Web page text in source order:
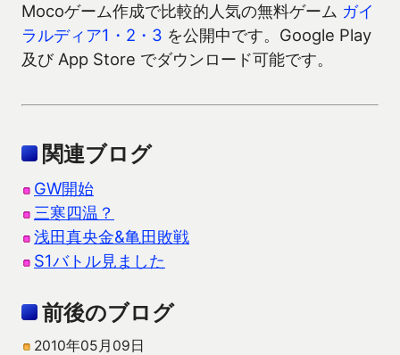
Mocoゲーム作成で比較的人気の無料ゲーム ガイ
ラルディア1・2・3 を公開中です。Google Play
及び App Store でダウンロード可能です。
関連ブログ
GW開始
三寒四温？
浅田真央金&亀田敗戦
S1バトル見ました
前後のブログ
2010年05月09日